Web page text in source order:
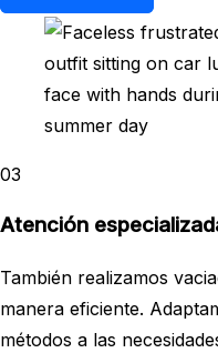
03
Atención
También realizamos
manera eficiente.
métodos a las